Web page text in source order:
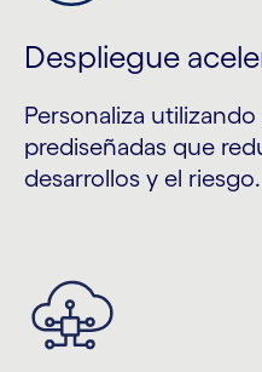
Despliegue
Personaliza
prediseñadas que
desarrollos y el riesgo.